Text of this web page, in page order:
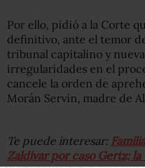
Por ello, pidió a la Corte
definitivo, ante el temor
tribunal capitalino y
irregularidades en el
cancele la orden de
Morán Servín, madre de
Te puede interesar:
Zaldívar por caso Gertz;